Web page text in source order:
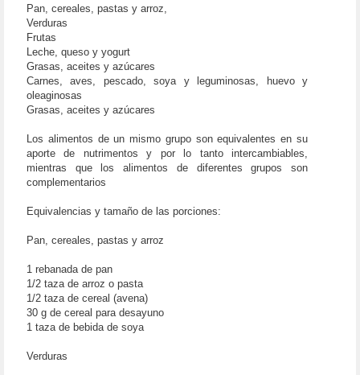
Pan, cereales, pastas y arroz,
Verduras
Frutas
Leche, queso y yogurt
Grasas, aceites y azúcares
Carnes, aves, pescado, soya y leguminosas, huevo y
oleaginosas
Grasas, aceites y azúcares
Los alimentos de un mismo grupo son equivalentes en su
aporte de nutrimentos y por lo tanto intercambiables,
mientras que los alimentos de diferentes grupos son
complementarios
Equivalencias y tamaño de las porciones:
Pan, cereales, pastas y arroz
1 rebanada de pan
1/2 taza de arroz o pasta
1/2 taza de cereal (avena)
30 g de cereal para desayuno
1 taza de bebida de soya
Verduras